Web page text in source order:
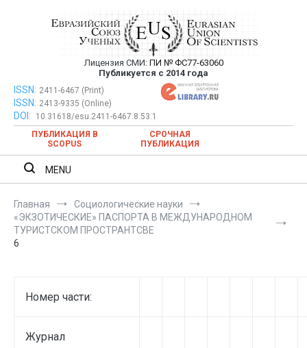
Евразийский Союз Ученых —
публикация научных статей в
ежемесячном научном журнале
Лицензия СМИ: ПИ № ФС77-63060
Публикуется с 2014 года
Евразийский Союз Ученых — публикация научных статей в
ежемесячном научном журнале
ISSN: 2411-6467 (Print)
ISSN: 2413-9335 (Online)
DOI:
10.31618/esu.2411-6467.8.53.1
ПУБЛИКАЦИЯ В
SCOPUS
СРОЧНАЯ
ПУБЛИКАЦИЯ
MENU
Главная
Социологические науки
«ЭКЗОТИЧЕСКИЕ» ПАСПОРТА В МЕЖДУНАРОДНОМ
ТУРИСТСКОМ ПРОСТРАНТСВЕ
6
Номер части:
Журнал